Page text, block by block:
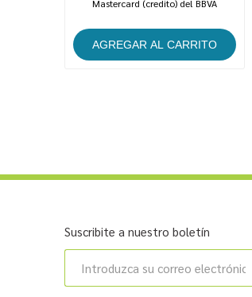
Mastercard (credito) del BBVA
Suscribite a nuestro boletín